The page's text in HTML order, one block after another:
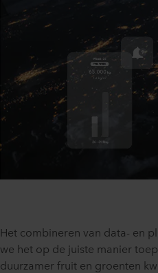
Het combineren van data- en
we het op de juiste manier
duurzamer fruit en groenten